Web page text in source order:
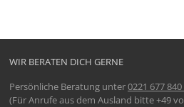
WIR BERATEN DICH GERNE
Persönliche Beratung unter0221 677 840
(Für Anrufe aus dem Ausland bitte +49